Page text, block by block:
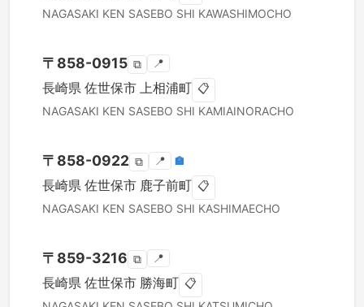
NAGASAKI KEN SASEBO SHI KAWASHIMOCHO
〒 858-0915 ⧉ 📍
長崎県 佐世保市 上相浦町 📋
NAGASAKI KEN SASEBO SHI KAMIAINORACHO
〒 858-0922 ⧉ 📍 🏣
長崎県 佐世保市 鹿子前町 📋
NAGASAKI KEN SASEBO SHI KASHIMAECHO
〒 859-3216 ⧉ 📍
長崎県 佐世保市 勝海町 📋